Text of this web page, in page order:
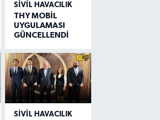
SIVIL HAVACILIK
THY MOBİL
UYGULAMASI
GÜNCELLENDİ
SIVIL HAVACILIK